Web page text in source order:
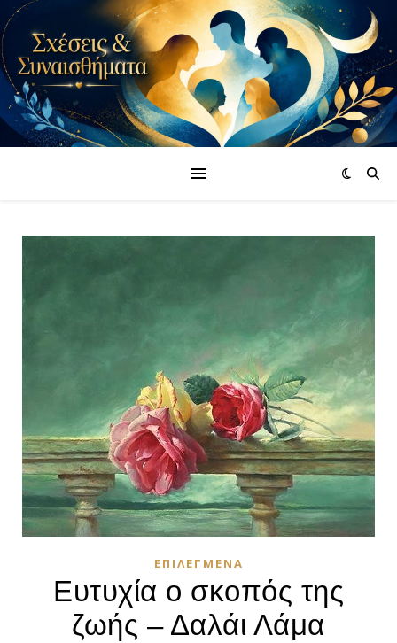
ΕΠΙΛΕΓΜΈΝΑ
Ευτυχία ο σκοπός της
ζωής – Δαλάι Λάμα